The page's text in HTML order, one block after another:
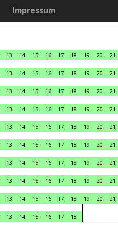
Impressum
13 14 15 16 17 18 19 20 21
13 14 15 16 17 18 19 20 21
13 14 15 16 17 18 19 20 21
13 14 15 16 17 18 19 20 21
13 14 15 16 17 18 19 20 21
13 14 15 16 17 18 19 20 21
13 14 15 16 17 18 19 20 21
13 14 15 16 17 18 19 20 21
13 14 15 16 17 18 19 20 21
13 14 15 16 17 18